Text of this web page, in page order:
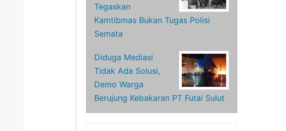
Tegaskan
Kamtibmas Bukan Tugas Polisi
Semata
Diduga Mediasi
Tidak Ada Solusi,
Demo Warga
Berujung Kebakaran PT Futai Sulut